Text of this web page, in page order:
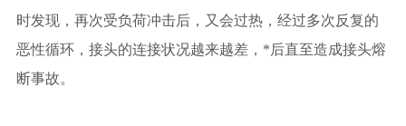
时发现，再次受负荷冲击后，又会过热，经过多次反复的
恶性循环，接头的连接状况越来越差，*后直至造成接头熔
断事故。